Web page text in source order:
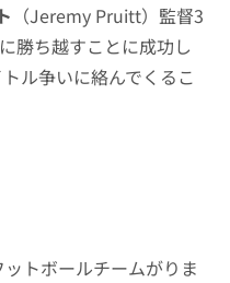
（Jeremy Pruitt）監督3
勝ち越すことに成功し
ル争いに絡んでくるこ
トボールチームがりま